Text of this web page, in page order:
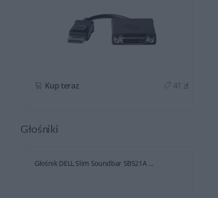
Kup teraz 41 zł
Głośniki
Głośnik DELL Slim Soundbar SB521A ...